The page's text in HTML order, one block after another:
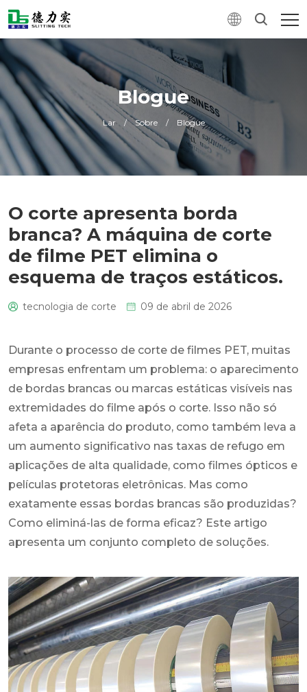
Blogue
Lar / Sobre / Blogue
O corte apresenta borda
branca? A máquina de corte
de filme PET elimina o
esquema de traços estáticos.
tecnologia de corte 09 de abril de 2026
Durante o processo de corte de filmes PET, muitas
empresas enfrentam um problema: o aparecimento
de bordas brancas ou marcas estáticas visíveis nas
extremidades do filme após o corte. Isso não só
afeta a aparência do produto, como também leva a
um aumento significativo nas taxas de refugo em
aplicações de alta qualidade, como filmes ópticos e
películas protetoras eletrônicas. Mas como
exatamente essas bordas brancas são produzidas?
Como eliminá-las de forma eficaz? Este artigo
apresenta um conjunto completo de soluções.